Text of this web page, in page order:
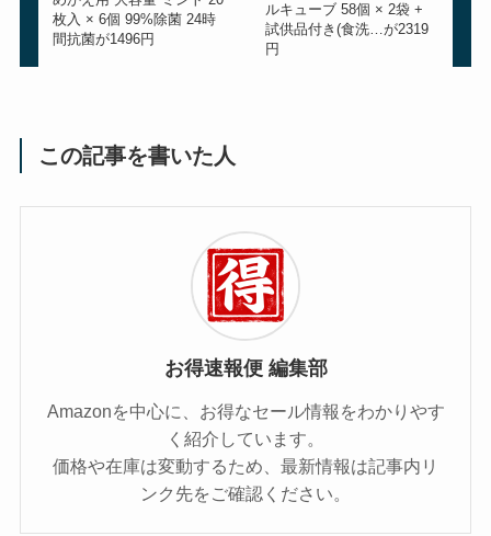
枚入 × 6個 99%除菌 24時
間抗菌が1496円
ルキューブ 58個 × 2袋 +
試供品付き(食洗…が2319
円
この記事を書いた人
お得速報便 編集部
Amazonを中心に、お得なセール情報をわかりやす
く紹介しています。
価格や在庫は変動するため、最新情報は記事内リ
ンク先をご確認ください。